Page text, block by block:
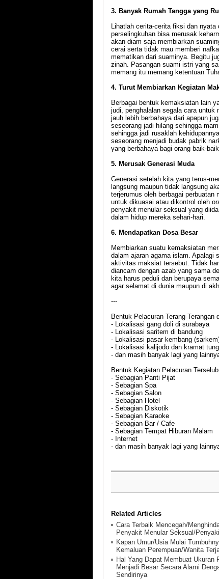
3. Banyak Rumah Tangga yang
Lihatlah cerita-cerita fiksi dan
perselingkuhan bisa merusak
akan diam saja membiarkan
cerai serta tidak mau memberi
mematikan dari suaminya. Begitu
zinah. Pasangan suami istri yang
memang itu memang ketentuan
4. Turut Membiarkan Kegiatan
Berbagai bentuk kemaksiatan lain
judi, penghalalan segala cara untuk
jauh lebih berbahaya dari apapun
seseorang jadi hilang sehingga
sehingga jadi rusaklah
seseorang menjadi budak pabrik
yang berbahaya bagi orang baik-
5. Merusak Generasi Muda
Generasi setelah kita yang terus-
langsung maupun tidak langsung
terjerumus oleh berbagai
untuk dikuasai atau dikontrol oleh
penyakit menular seksual yang
dalam hidup mereka sehari-hari.
6. Mendapatkan Dosa Besar
Membiarkan suatu kemaksiatan
dalam ajaran agama islam. Apalagi
aktivitas maksiat tersebut. Tidak
diancam dengan azab yang sama
kita harus peduli dan berupaya
agar selamat di dunia maupun di
---
Bentuk Pelacuran Terang-Terangan
- Lokalisasi gang doli di surabaya
- Lokalisasi saritem di bandung
- Lokalisasi pasar kembang
- Lokalisasi kalijodo dan kramat
- dan masih banyak lagi yang
Bentuk Kegiatan Pelacuran
- Sebagian Panti Pijat
- Sebagian Spa
- Sebagian Salon
- Sebagian Hotel
- Sebagian Diskotik
- Sebagian Karaoke
- Sebagian Bar / Cafe
- Sebagian Tempat Hiburan Malam
- Internet
- dan masih banyak lagi yang
Related Articles
Cara Terbaik Mencegah/
Penyakit Menular Seksual/
Kapan Umur/Usia Mulai
Kemaluan Perempuan/Wanita
Hal Yang Dapat Membuat Ukuran
Menjadi Besar Secara Alami
Sendirinya